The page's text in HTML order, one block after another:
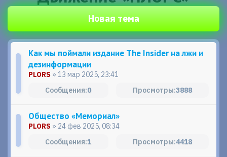
Новая тема
Как мы поймали издание The Insider на лжи и
дезинформации
PLORS » 13 мар 2025, 23:41
0
3888
Общество «Мемориал»
PLORS » 24 фев 2025, 08:34
1
4418